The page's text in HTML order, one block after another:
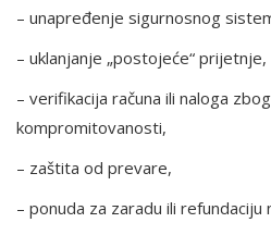
– unapređenje sigurnosnog
– uklanjanje „postojeće“ prijetnje,
– verifikacija računa ili naloga
kompromitovanosti,
– zaštita od prevare,
– ponuda za zaradu ili refundaciju